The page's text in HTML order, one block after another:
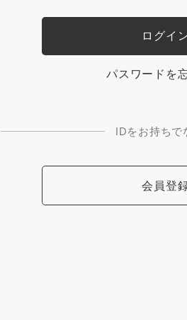
パスワードを
IDをお持ちで
会員登